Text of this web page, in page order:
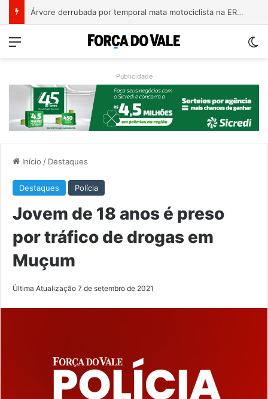
Bebê de um mês se engasga e é socorrido por bombeiros em Teutônia
Menu
Publicidade
Início / Destaques
Destaques Polícia
Jovem de 18 anos é preso
por tráfico de drogas em
Muçum
Última Atualização 7 de setembro de 2021